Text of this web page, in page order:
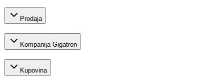
Prodaja
Kompanija Gigatron
Kupovina